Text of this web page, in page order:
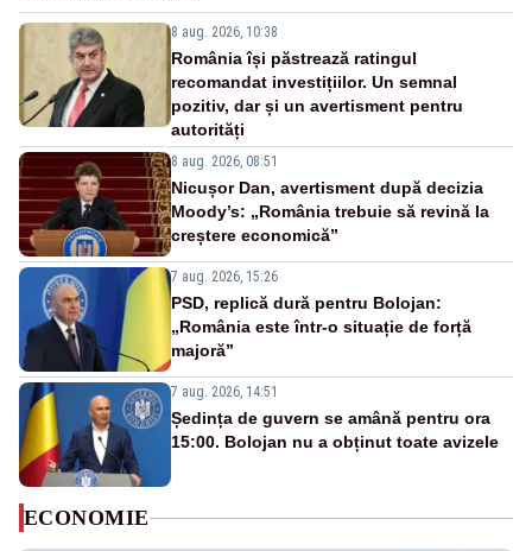
8 aug. 2026, 10:38
România își păstrează ratingul
recomandat investițiilor. Un semnal
pozitiv, dar și un avertisment pentru
autorități
8 aug. 2026, 08:51
Nicușor Dan, avertisment după decizia
Moody’s: „România trebuie să revină la
creștere economică”
7 aug. 2026, 15:26
PSD, replică dură pentru Bolojan:
„România este într-o situație de forță
majoră”
7 aug. 2026, 14:51
Ședința de guvern se amână pentru ora
15:00. Bolojan nu a obținut toate avizele
ECONOMIE